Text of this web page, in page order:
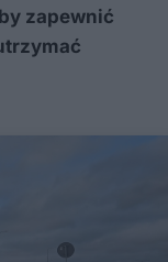
zapewnić